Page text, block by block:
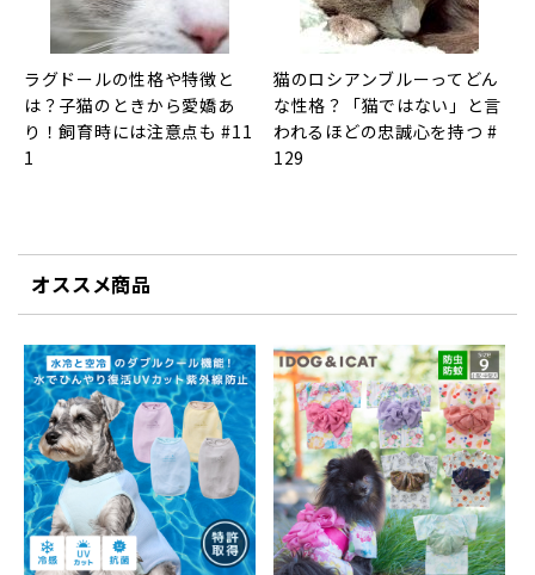
ラグドールの性格や特徴と
は？子猫のときから愛嬌あ
り！飼育時には注意点も #11
1
猫のロシアンブルーってどん
な性格？「猫ではない」と言
われるほどの忠誠心を持つ #
129
オススメ商品